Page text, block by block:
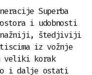
Superba
i udobnosti
snažniji, štedjiviji
iz vožnje
veliki korak
i dalje ostati